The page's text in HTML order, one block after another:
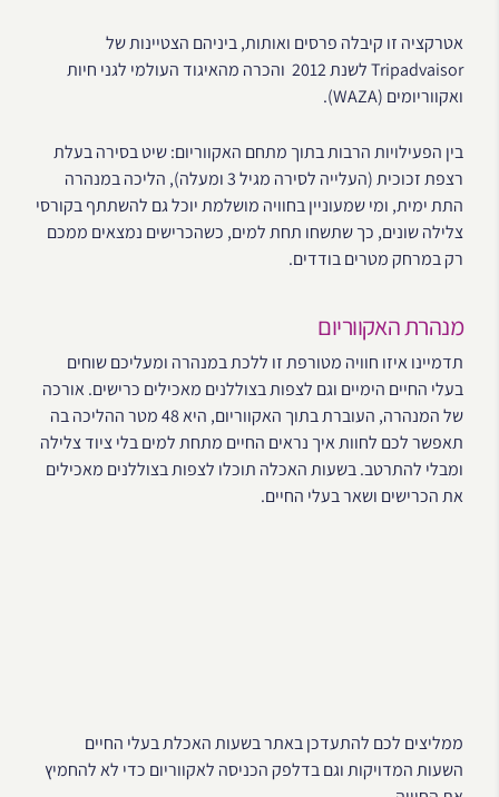
אטרקציה זו קיבלה פרסים ואותות, ביניהם הצטיינות של
Tripadvaisor לשנת 2012 והכרה מהאיגוד העולמי לגני חיות
ואקווריומים (WAZA).
בין הפעילויות הרבות בתוך מתחם האקווריום: שיט בסירה בעלת
רצפת זכוכית (העלייה לסירה מגיל 3 ומעלה), הליכה במנהרה
התת ימית, ומי שמעוניין בחוויה מושלמת יוכל גם להשתתף בקורסי
צלילה שונים, כך שתשחו תחת למים, כשהכרישים נמצאים ממכם
רק במרחק מטרים בודדים.
מנהרת האקווריום
תדמיינו איזו חוויה מטורפת זו ללכת במנהרה ומעליכם שוחים
בעלי החיים הימיים וגם לצפות בצוללנים מאכילים כרישים. אורכה
של המנהרה, העוברת בתוך האקווריום, היא 48 מטר ההליכה בה
תאפשר לכם לחוות איך נראים החיים מתחת למים בלי ציוד צלילה
ומבלי להתרטב. בשעות האכלה תוכלו לצפות בצוללנים מאכילים
את הכרישים ושאר בעלי החיים.
ממליצים לכם להתעדכן באתר בשעות האכלת בעלי החיים
השעות המדויקות וגם בדלפק הכניסה לאקווריום כדי לא להחמיץ